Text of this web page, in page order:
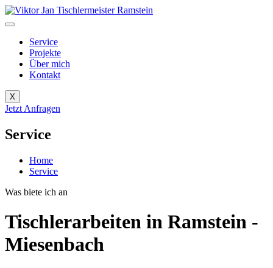
Zum
Inhalt
Service
Projekte
Über mich
Kontakt
X
Jetzt Anfragen
Service
Home
Service
Was biete ich an
Tischlerarbeiten in Ramstein -
Miesenbach